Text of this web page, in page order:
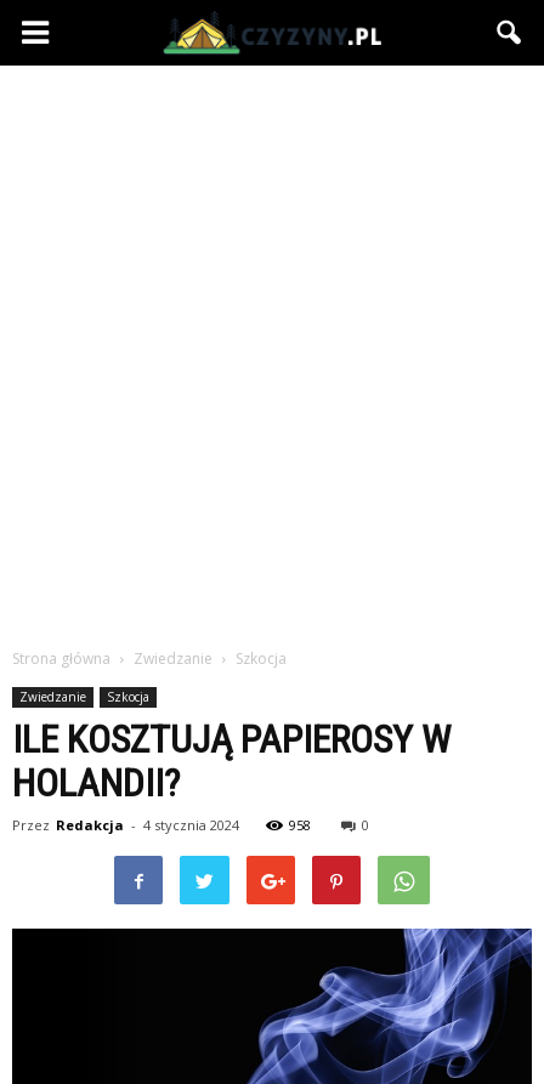
Czyzyny.pl
Strona główna Zwiedzanie Szkocja
Zwiedzanie Szkocja
ILE KOSZTUJĄ PAPIEROSY W
HOLANDII?
Przez Redakcja - 4 stycznia 2024 958 0